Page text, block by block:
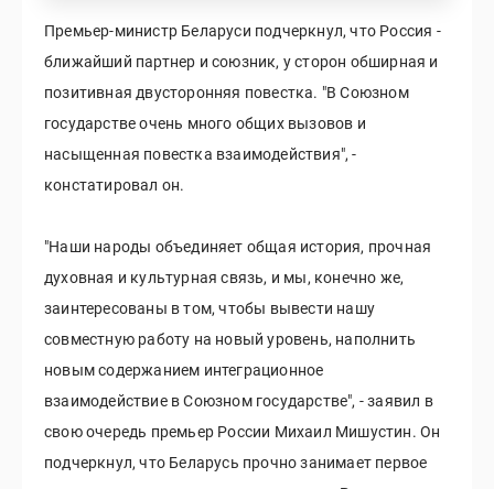
Премьер-министр Беларуси подчеркнул, что Россия -
ближайший партнер и союзник, у сторон обширная и
позитивная двусторонняя повестка. "В Союзном
государстве очень много общих вызовов и
насыщенная повестка взаимодействия", -
констатировал он.
"Наши народы объединяет общая история, прочная
духовная и культурная связь, и мы, конечно же,
заинтересованы в том, чтобы вывести нашу
совместную работу на новый уровень, наполнить
новым содержанием интеграционное
взаимодействие в Союзном государстве", - заявил в
свою очередь премьер России Михаил Мишустин. Он
подчеркнул, что Беларусь прочно занимает первое